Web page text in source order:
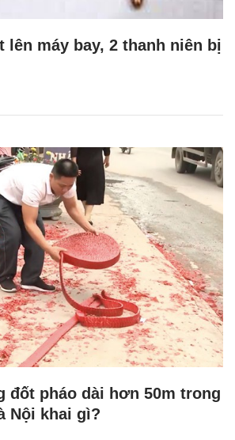
lên máy bay, 2 thanh niên bị
đốt pháo dài hơn 50m trong
Nội khai gì?